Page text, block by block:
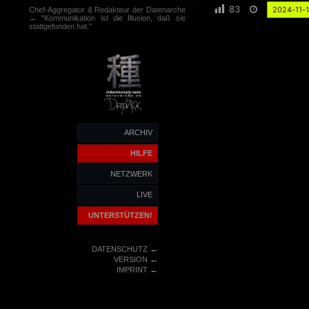
Chef-Aggregator & Redakteur der Datenarche
→ "Kommunikation ist die Illusion, daß sie
stattgefunden hat."
ARCHIV
HILFE
NETZWERK
LIVE
UNTERSTÜTZEN!
DATENSCHUTZ←
VERSION ←
IMPRINT←
83 2024-11-